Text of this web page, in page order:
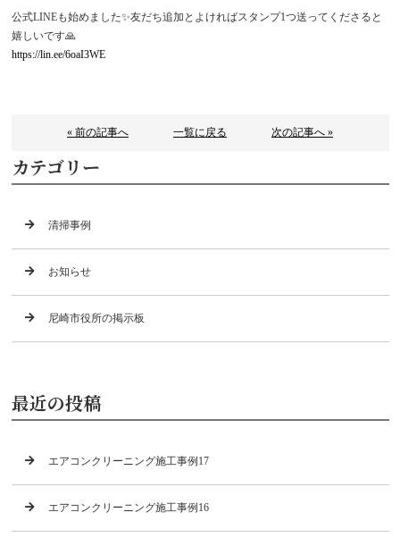
公式LINEも始めました✨友だち追加とよければスタンプ1つ送ってくださると
嬉しいです🙏
https://lin.ee/6oaI3WE
« 前の記事へ 一覧に戻る 次の記事へ »
カテゴリー
清掃事例
お知らせ
尼崎市役所の掲示板
最近の投稿
エアコンクリーニング施工事例17
エアコンクリーニング施工事例16